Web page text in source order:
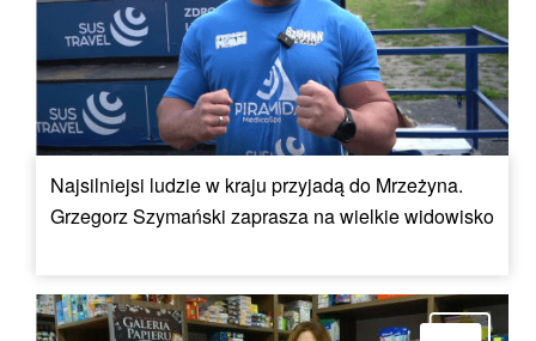
Najsilniejsi ludzie w kraju przyjadą do Mrzeżyna.
Grzegorz Szymański zaprasza na wielkie widowisko